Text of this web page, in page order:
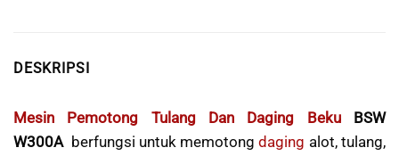
DESKRIPSI
Mesin Pemotong Tulang Dan Daging BekuBSW
W300Aberfungsi untuk memotongdaging alot, tulang,